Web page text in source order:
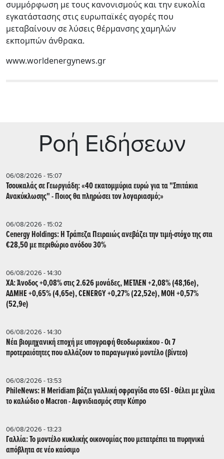
συμμόρφωση με τους κανονισμούς και την ευκολία
εγκατάστασης στις ευρωπαϊκές αγορές που
μεταβαίνουν σε λύσεις θέρμανσης χαμηλών
εκπομπών άνθρακα.
www.worldenergynews.gr
Ρoή Ειδήσεων
06/08/2026 - 15:07
Τσουκαλάς σε Γεωργιάδη: «40 εκατομμύρια ευρώ για τα "Σπιτάκια
Ανακύκλωσης" - Ποιος θα πληρώσει τον λογαριασμό;»
06/08/2026 - 15:02
Cenergy Holdings: Η Τράπεζα Πειραιώς ανεβάζει την τιμή-στόχο της στα
€28,50 με περιθώριο ανόδου 30%
06/08/2026 - 14:30
ΧΑ: Άνοδος +0,08% στις 2.626 μονάδες, ΜΕΤΛΕΝ +2,08% (48,16e),
ΑΔΜΗΕ +0,65% (4,65e), CENERGY +0,27% (22,52e), ΜΟΗ +0,57%
(52,9e)
06/08/2026 - 14:30
Νέα βιομηχανική εποχή με υπογραφή Θεοδωρικάκου - Οι 7
προτεραιότητες που αλλάζουν το παραγωγικό μοντέλο (βίντεο)
06/08/2026 - 13:53
PhileNews: Η Meridiam βάζει γαλλική σφραγίδα στο GSI - Θέλει με χίλια
το καλώδιο ο Macron - Αιφνιδιασμός στην Κύπρο
06/08/2026 - 13:23
Γαλλία: Το μοντέλο κυκλικής οικονομίας που μετατρέπει τα πυρηνικά
απόβλητα σε νέο καύσιμο